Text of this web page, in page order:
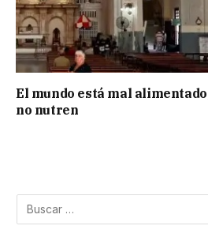
El mundo está mal
no nutren